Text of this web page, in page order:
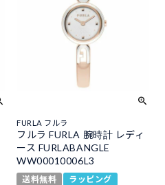
FURLA フルラ
フルラ FURLA 腕時計 レディ
ース FURLABANGLE
WW00010006L3
送料無料 ラッピング